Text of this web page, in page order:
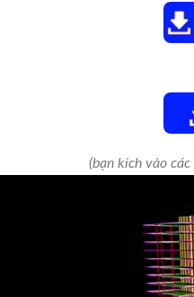
(bạn kích vào